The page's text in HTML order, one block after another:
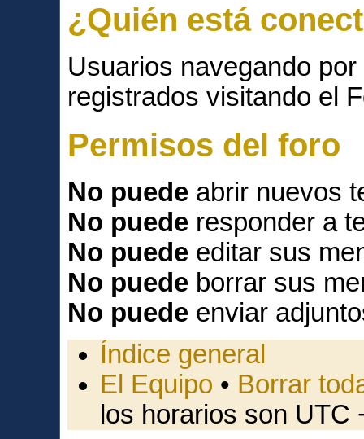
¿Quién está
Usuarios navegando
registrados visitando el
Permisos del foro
No puede abrir nuevos
No puede responder a
No puede editar sus
No puede borrar sus
No puede enviar
Índice general
El Equipo • Borrar
los horarios son UTC